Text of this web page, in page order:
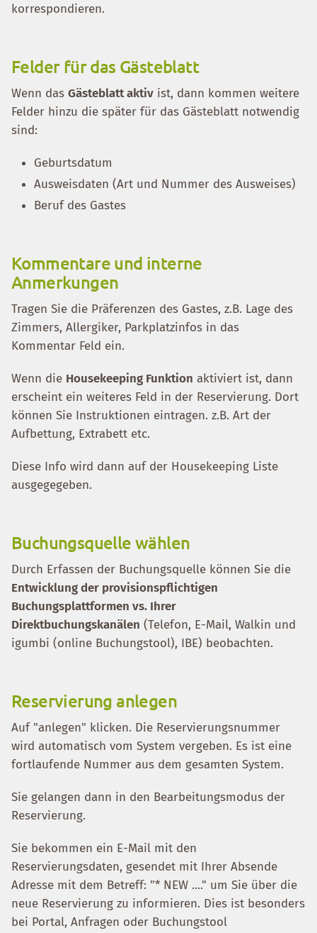
korrespondieren.
Felder für das Gästeblatt
Wenn das Gästeblatt aktiv ist, dann kommen weitere
Felder hinzu die später für das Gästeblatt notwendig
sind:
Geburtsdatum
Ausweisdaten (Art und Nummer des Ausweises)
Beruf des Gastes
Kommentare und interne
Anmerkungen
Tragen Sie die Präferenzen des Gastes, z.B. Lage des
Zimmers, Allergiker, Parkplatzinfos in das
Kommentar Feld ein.
Wenn die Housekeeping Funktion aktiviert ist, dann
erscheint ein weiteres Feld in der Reservierung. Dort
können Sie Instruktionen eintragen. z.B. Art der
Aufbettung, Extrabett etc.
Diese Info wird dann auf der Housekeeping Liste
ausgegegeben.
Buchungsquelle wählen
Durch Erfassen der Buchungsquelle können Sie die
Entwicklung der provisionspflichtigen
Buchungsplattformen vs. Ihrer
Direktbuchungskanälen (Telefon, E-Mail, Walkin und
igumbi (online Buchungstool), IBE) beobachten.
Reservierung anlegen
Auf "anlegen" klicken. Die Reservierungsnummer
wird automatisch vom System vergeben. Es ist eine
fortlaufende Nummer aus dem gesamten System.
Sie gelangen dann in den Bearbeitungsmodus der
Reservierung.
Sie bekommen ein E-Mail mit den
Reservierungsdaten, gesendet mit Ihrer Absende
Adresse mit dem Betreff: "* NEW ...." um Sie über die
neue Reservierung zu informieren. Dies ist besonders
bei Portal, Anfragen oder Buchungstool